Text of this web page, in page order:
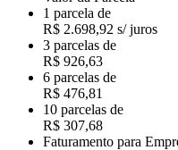
1 parcela de
R$ 2.698,92 s/ juros
3 parcelas de
R$ 926,63
6 parcelas de
R$ 476,81
10 parcelas de
R$ 307,68
Faturamento para